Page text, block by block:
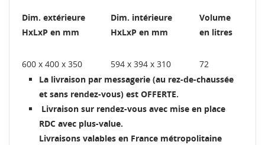
Dim. extérieure
HxLxP en mm
Dim. intérieure
HxLxP en mm
Volume
en litres
600 x 400 x 350 594 x 394 x 310
72
La livraison par messagerie (au rez-de-chaussée
et sans rendez-vous) est OFFERTE.
Livraison sur rendez-vous avec mise en place
RDC avec plus-value.
Livraisons valables en France métropolitaine